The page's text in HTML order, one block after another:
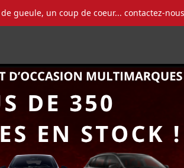
gueule, un coup de coeur... contactez-